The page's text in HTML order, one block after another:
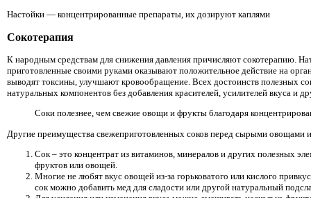
Настойки — концентрированные препараты, их дозируют каплями
Сокотерапия
К народным средствам для снижения давления причисляют сокотерапию.
приготовленные своими руками оказывают положительное действие на
выводят токсины, улучшают кровообращение. Всех достоинств полезных
натуральных компонентов без добавления красителей, усилителей вкуса и
Соки полезнее, чем свежие овощи и фрукты благодаря
Другие преимущества свежеприготовленных соков перед сырыми овощами
Сок – это концентрат из витаминов, минералов и других полезных
фруктов или овощей.
Многие не любят вкус овощей из-за горьковатого или кислого
сок можно добавить мед для сладости или другой натуральный